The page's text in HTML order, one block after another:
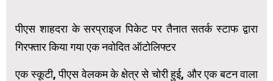
पीएस शाहदरा के सरप्राइज पिकेट पर तैनात सतर्क स्टाफ द्वारा
गिरफ्तार किया गया एक नवोदित ऑटोलिफ्टर
एक स्कूटी, पीएस वेलकम के क्षेत्र से चोरी हुई, और एक बटन वाला